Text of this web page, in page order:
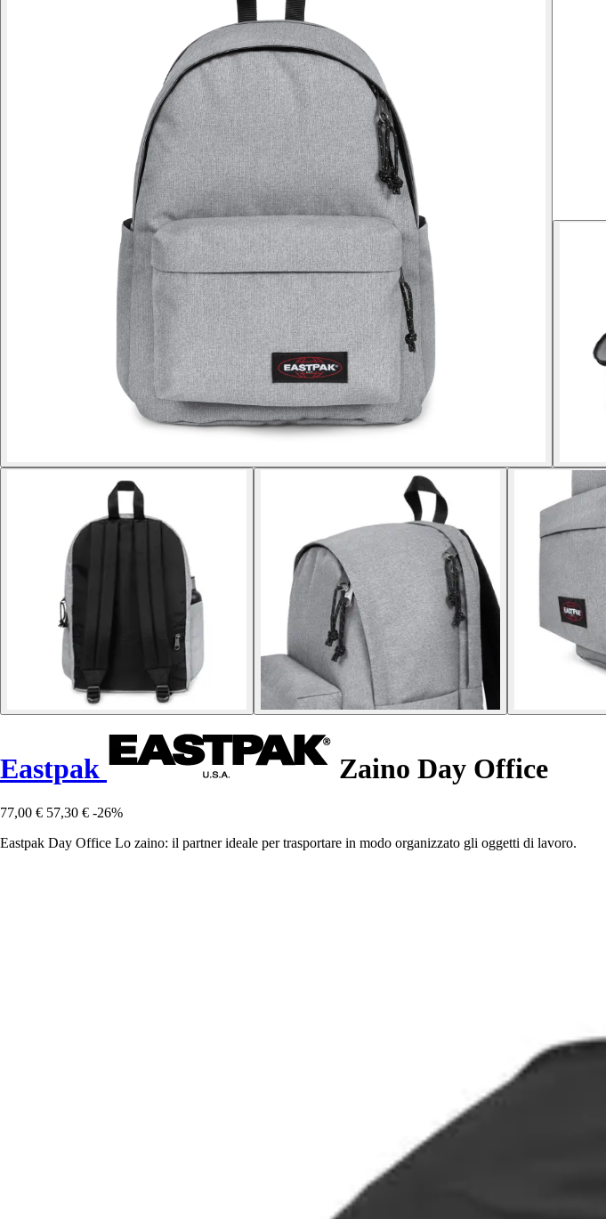
Eastpak Zaino Day Office
77,00 € 57,30 € -26%
Eastpak Day Office Lo zaino: il partner ideale per trasportare in modo organizzato gli oggetti di lavoro.